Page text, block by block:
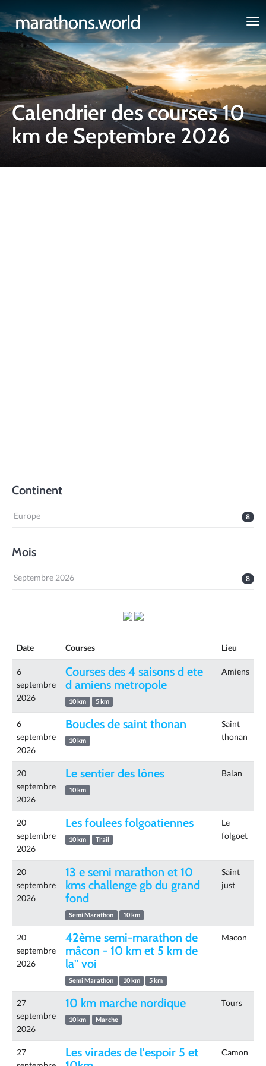
marathons.world
Calendrier des courses 10
km de Septembre 2026
Continent
8
Europe
Mois
8
Septembre 2026
Date Courses Lieu
6
septembre
2026
Courses des 4 saisons d ete
d amiens metropole
10 km 5 km
Amiens
6
septembre
2026
Boucles de saint thonan
10 km
Saint
thonan
20
septembre
2026
Le sentier des lônes
10 km
Balan
20
septembre
2026
Les foulees folgoatiennes
10 km Trail
Le
folgoet
20
septembre
2026
13 e semi marathon et 10
kms challenge gb du grand
fond
Semi Marathon 10 km
Saint
just
20
septembre
2026
42ème semi-marathon de
mâcon - 10 km et 5 km de
la" voi
Semi Marathon 10 km 5 km
Macon
27
septembre
2026
10 km marche nordique
10 km Marche
Tours
27
Les virades de l'espoir 5 et
Camon